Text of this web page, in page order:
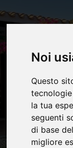
Noi
Questo
la tua
seguenti
di base
migliore